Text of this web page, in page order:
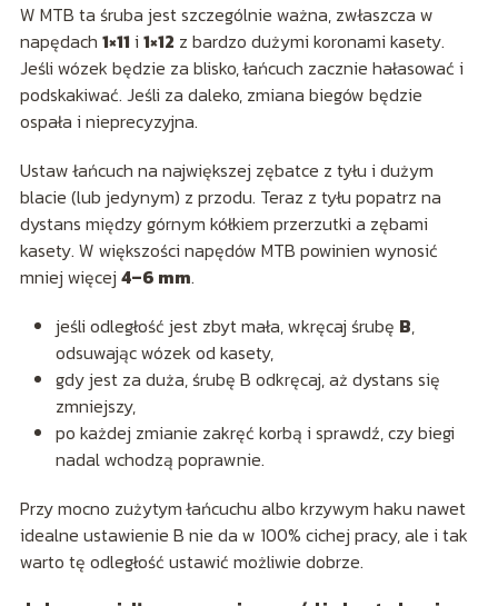
W MTB ta śruba jest szczególnie ważna, zwłaszcza w
napędach 1×11 i 1×12 z bardzo dużymi koronami kasety.
Jeśli wózek będzie za blisko, łańcuch zacznie hałasować i
podskakiwać. Jeśli za daleko, zmiana biegów będzie
ospała i nieprecyzyjna.
Ustaw łańcuch na największej zębatce z tyłu i dużym
blacie (lub jedynym) z przodu. Teraz z tyłu popatrz na
dystans między górnym kółkiem przerzutki a zębami
kasety. W większości napędów MTB powinien wynosić
mniej więcej 4–6 mm.
jeśli odległość jest zbyt mała, wkręcaj śrubę B,
odsuwając wózek od kasety,
gdy jest za duża, śrubę B odkręcaj, aż dystans się
zmniejszy,
po każdej zmianie zakręć korbą i sprawdź, czy biegi
nadal wchodzą poprawnie.
Przy mocno zużytym łańcuchu albo krzywym haku nawet
idealne ustawienie B nie da w 100% cichej pracy, ale i tak
warto tę odległość ustawić możliwie dobrze.